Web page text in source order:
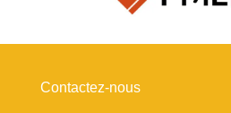
Contactez-nous